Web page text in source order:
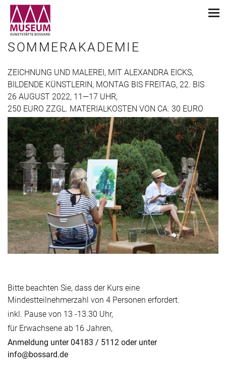
SOMMERAKADEMIE
ZEICHNUNG UND MALEREI, MIT ALEXANDRA EICKS,
BILDENDE KÜNSTLERIN, MONTAG BIS FREITAG, 22. BIS
26 AUGUST 2022, 11—17 UHR,
250 EURO ZZGL. MATERIALKOSTEN VON CA. 30 EURO
Bitte beachten Sie, dass der Kurs eine
Mindestteilnehmerzahl von 4 Personen erfordert.
inkl. Pause von 13 -13.30 Uhr,
für Erwachsene ab 16 Jahren,
Anmeldung unter 04183 / 5112 oder unter
info@bossard.de